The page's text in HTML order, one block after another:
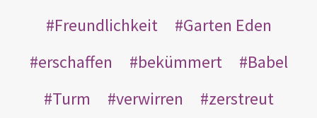
Freundlichkeit
Garten Eden
erschaffen
bekümmert
Babel
Turm
verwirren
zerstreut